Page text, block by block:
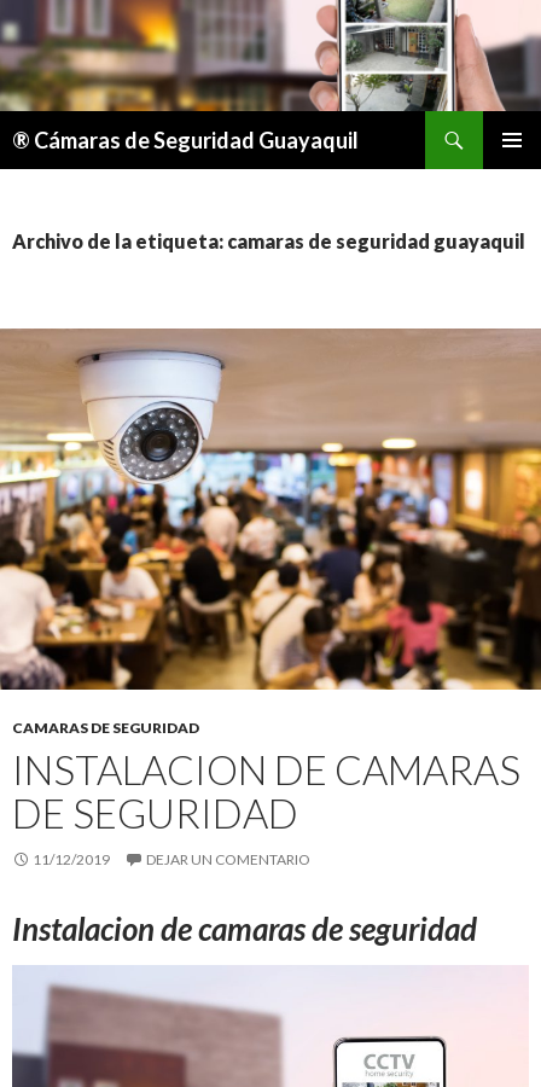
® Cámaras de Seguridad Guayaquil
Archivo de la etiqueta: camaras de seguridad guayaquil
CAMARAS DE SEGURIDAD
INSTALACION DE CAMARAS
DE SEGURIDAD
11/12/2019 DEJAR UN COMENTARIO
Instalacion de camaras de seguridad